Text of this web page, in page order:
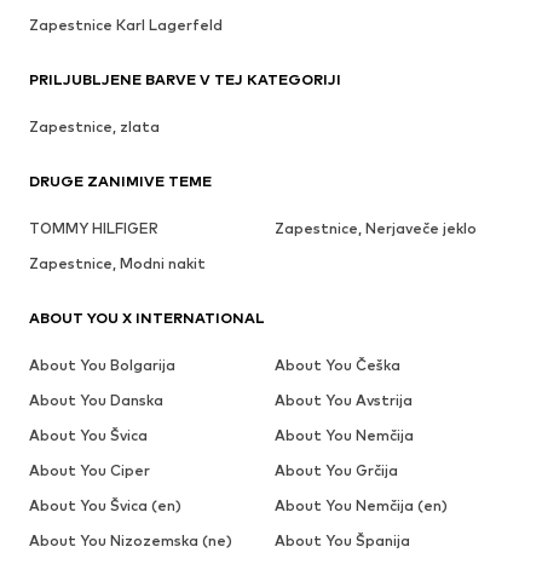
Zapestnice Karl Lagerfeld
PRILJUBLJENE BARVE V TEJ KATEGORIJI
Zapestnice, zlata
DRUGE ZANIMIVE TEME
TOMMY HILFIGER
Zapestnice, Nerjaveče jeklo
Zapestnice, Modni nakit
ABOUT YOU X INTERNATIONAL
About You Bolgarija
About You Češka
About You Danska
About You Avstrija
About You Švica
About You Nemčija
About You Ciper
About You Grčija
About You Švica (en)
About You Nemčija (en)
About You Nizozemska (ne)
About You Španija